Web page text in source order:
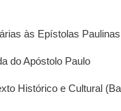
às Epístolas Paulinas
do Apóstolo Paulo
Histórico e Cultural